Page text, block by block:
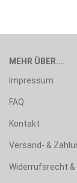
MEHR ÜBER...
Impressum
FAQ
Kontakt
Versand- &
Widerrufsrecht